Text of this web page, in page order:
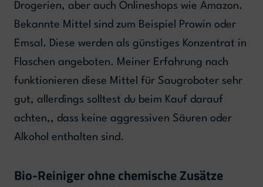
Drogerien, aber auch Onlineshops wie Amazon.
Bekannte Mittel sind zum Beispiel Prowin oder
Emsal. Diese werden als günstiges Konzentrat in
Flaschen angeboten. Meiner Erfahrung nach
funktionieren diese Mittel für Saugroboter sehr
gut, allerdings solltest du beim Kauf darauf
achten,, dass keine aggressiven Säuren oder
Alkohol enthalten sind.
Bio-Reiniger ohne chemische Zusätze